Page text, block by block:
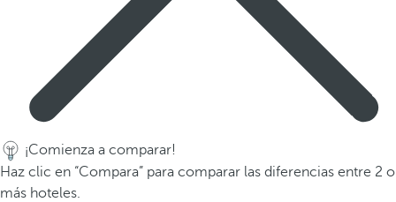
¡Comienza a comparar!
Haz clic en “Compara” para comparar las diferencias entre 2 o
más hoteles.